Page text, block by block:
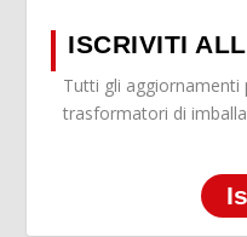
ISCRIVITI
Tutti gli aggiornamenti
trasformatori di